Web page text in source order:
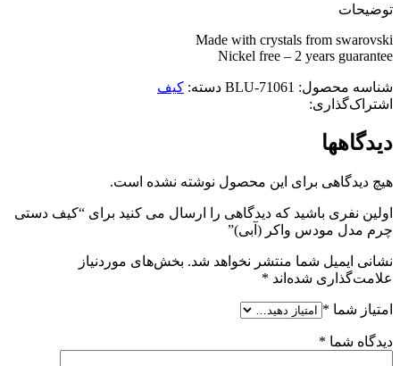
توضیحات
Made with crystals from swarovski
Nickel free – 2 years guarantee
شناسه محصول: 71061-BLU دسته: کیف
اشتراک‌گذاری:
دیدگاهها
هیچ دیدگاهی برای این محصول نوشته نشده است.
اولین نفری باشید که دیدگاهی را ارسال می کنید برای “کیف دستی
چرم مدل مودس واکر (آبی)”
نشانی ایمیل شما منتشر نخواهد شد. بخش‌های موردنیاز
علامت‌گذاری شده‌اند *
امتیاز شما *
دیدگاه شما *